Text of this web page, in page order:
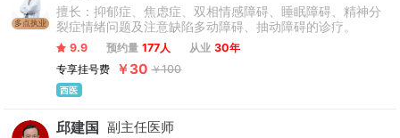
多点执业
擅长：抑郁症、焦虑症、双相情感障碍、睡眠障碍、精神分
裂症情绪问题及注意缺陷多动障碍、抽动障碍的诊疗。
9.9 预约量 177人 从业 30年
专享挂号费
￥30 ￥100
西医
邱建国 副主任医师